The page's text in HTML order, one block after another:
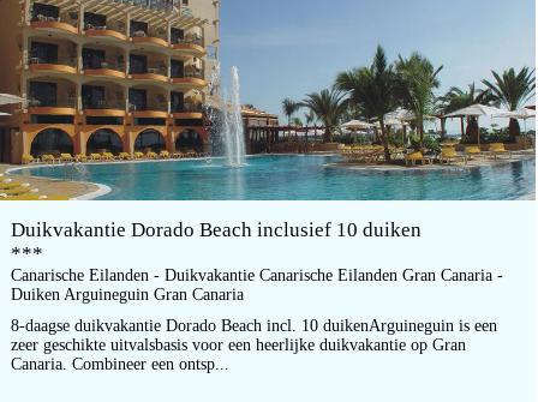
Duikvakantie Dorado Beach inclusief 10 duiken
***
Canarische Eilanden - Duikvakantie Canarische Eilanden Gran Canaria -
Duiken Arguineguin Gran Canaria
8-daagse duikvakantie Dorado Beach incl. 10 duikenArguineguin is een
zeer geschikte uitvalsbasis voor een heerlijke duikvakantie op Gran
Canaria. Combineer een ontsp...